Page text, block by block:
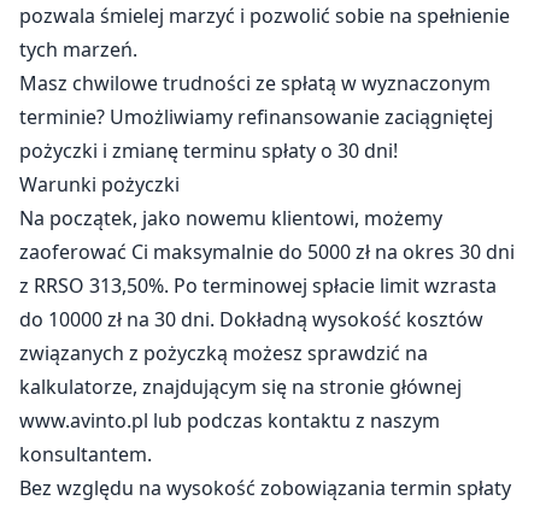
pozwala śmielej marzyć i pozwolić sobie na spełnienie
tych marzeń.
Masz chwilowe trudności ze spłatą w wyznaczonym
terminie? Umożliwiamy refinansowanie zaciągniętej
pożyczki i zmianę terminu spłaty o 30 dni!
Warunki pożyczki
Na początek, jako nowemu klientowi, możemy
zaoferować Ci maksymalnie do 5000 zł na okres 30 dni
z RRSO 313,50%. Po terminowej spłacie limit wzrasta
do 10000 zł na 30 dni. Dokładną wysokość kosztów
związanych z pożyczką możesz sprawdzić na
kalkulatorze, znajdującym się na stronie głównej
www.avinto.pl lub podczas kontaktu z naszym
konsultantem.
Bez względu na wysokość zobowiązania termin spłaty